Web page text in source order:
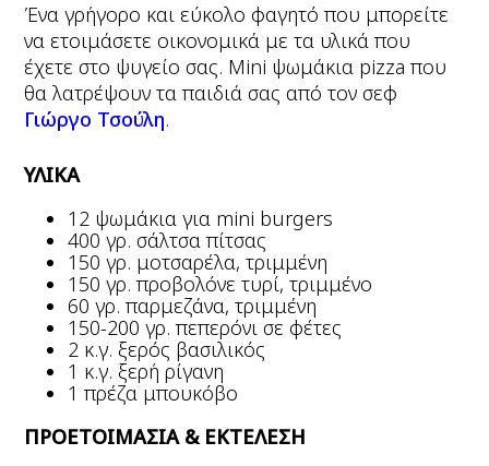
Ένα γρήγορο και εύκολο φαγητό που μπορείτε
να ετοιμάσετε οικονομικά με τα υλικά που
έχετε στο ψυγείο σας. Mini ψωμάκια pizza που
θα λατρέψουν τα παιδιά σας από τον σεφ
Γιώργο Τσούλη.
ΥΛΙΚΑ
12 ψωμάκια για mini burgers
400 γρ. σάλτσα πίτσας
150 γρ. μοτσαρέλα, τριμμένη
150 γρ. προβολόνε τυρί, τριμμένο
60 γρ. παρμεζάνα, τριμμένη
150-200 γρ. πεπερόνι σε φέτες
2 κ.γ. ξερός βασιλικός
1 κ.γ. ξερή ρίγανη
1 πρέζα μπουκόβο
ΠΡΟΕΤΟΙΜΑΣΙΑ & ΕΚΤΕΛΕΣΗ